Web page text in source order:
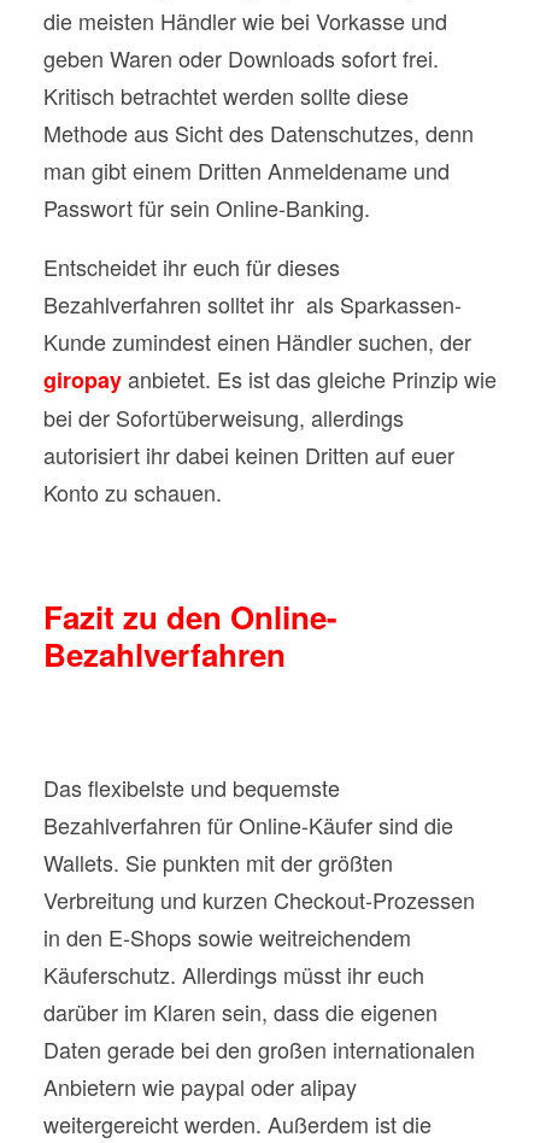
die meisten Händler wie bei Vorkasse und
geben Waren oder Downloads sofort frei.
Kritisch betrachtet werden sollte diese
Methode aus Sicht des Datenschutzes, denn
man gibt einem Dritten Anmeldename und
Passwort für sein Online-Banking.
Entscheidet ihr euch für dieses
Bezahlverfahren solltet ihr als Sparkassen-
Kunde zumindest einen Händler suchen, der
giropayanbietet. Es ist das gleiche Prinzip wie
bei der Sofortüberweisung, allerdings
autorisiert ihr dabei keinen Dritten auf euer
Konto zu schauen.
Fazit zu den Online-
Bezahlverfahren
Das flexibelste und bequemste
Bezahlverfahren für Online-Käufer sind die
Wallets. Sie punkten mit der größten
Verbreitung und kurzen Checkout-Prozessen
in den E-Shops sowie weitreichendem
Käuferschutz. Allerdings müsst ihr euch
darüber im Klaren sein, dass die eigenen
Daten gerade bei den großen internationalen
Anbietern wie paypal oder alipay
weitergereicht werden. Außerdem ist die